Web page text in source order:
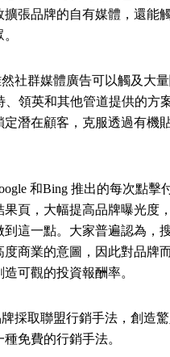
張品牌的自有媒體，還能
社群媒體廣告可以觸及大量
、領英和其他管道提供的方
定潛在顧客，克服透過有機
和Bing 推出的每次點擊
果頁，大幅提高品牌曝光度
到這一點。大家普遍認為，
度商業的意圖，因此對品牌
可觀的投資報酬率。
採取聯盟行銷手法，創造
免費的行銷手法。